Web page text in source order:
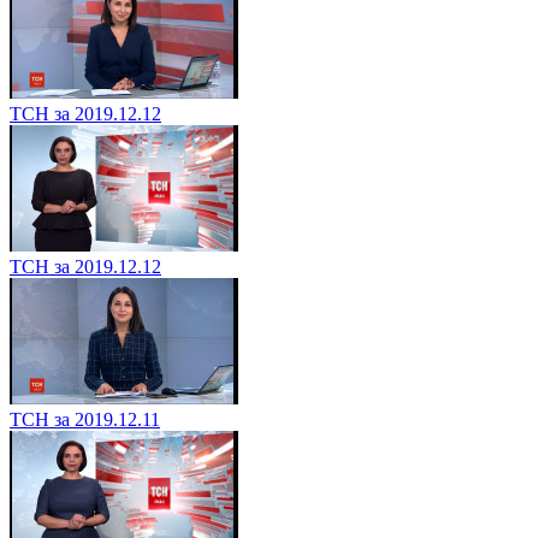
ТСН за 2019.12.12
ТСН за 2019.12.12
ТСН за 2019.12.11